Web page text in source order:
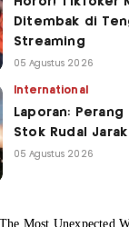
Ditembak di
Streaming
05 Agustus 2026
International
Laporan: Perang
Stok Rudal
05 Agustus 2026